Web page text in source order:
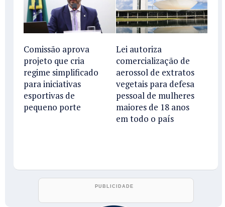
Comissão aprova
projeto que cria
regime simplificado
para iniciativas
esportivas de
pequeno porte
Lei autoriza
comercialização de
aerossol de extratos
vegetais para defesa
pessoal de mulheres
maiores de 18 anos
em todo o país